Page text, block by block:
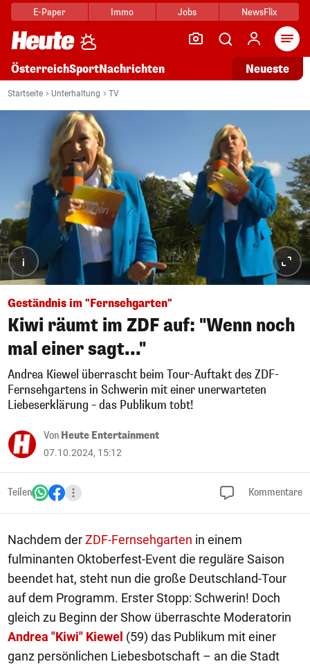
E-Paper Immo Jobs NewsFlix
ÖsterreichSportNachrichten Neueste
Startseite Unterhaltung TV
i
Geständnis im "Fernsehgarten"
Kiwi räumt im ZDF auf: "Wenn noch
mal einer sagt..."
Andrea Kiewel überrascht beim Tour-Auftakt des ZDF-
Fernsehgartens in Schwerin mit einer unerwarteten
Liebeserklärung – das Publikum tobt!
Von Heute Entertainment
07.10.2024, 15:12
Teilen Kommentare
Nachdem derZDF-Fernsehgarten in einem
fulminanten Oktoberfest-Event die reguläre Saison
beendet hat, steht nun die große Deutschland-Tour
auf dem Programm. Erster Stopp: Schwerin! Doch
gleich zu Beginn der Show überraschte Moderatorin
Andrea "Kiwi" Kiewel (59) das Publikum mit einer
ganz persönlichen Liebesbotschaft – an die Stadt